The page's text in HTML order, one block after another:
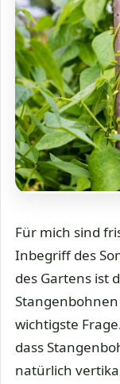
Für mich sind
Inbegriff des
des Gartens ist
wichtigste
dass
natürlich